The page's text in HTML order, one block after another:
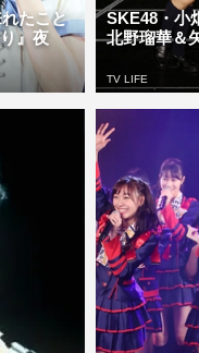
たこと
』夜
SKE48・小
北野瑠華＆
TV LIFE